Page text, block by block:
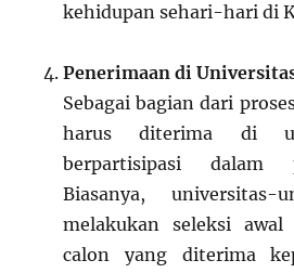
kehidupan sehari-hari di
Penerimaan di
Sebagai bagian dari
harus diterima di
berpartisipasi dalam
Biasanya, universitas-
melakukan seleksi awal
calon yang diterima